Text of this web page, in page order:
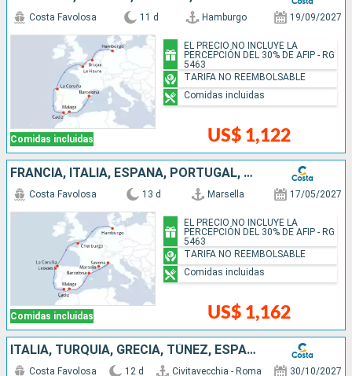
Comidas incluidas
Costa Favolosa 11 d Hamburgo 19/09/2027
US$ 1,122
EL PRECIO NO INCLUYE LA
PERCEPCIÓN DEL 30% DE AFIP - RG
5463
TARIFA NO REEMBOLSABLE
Comidas incluidas
FRANCIA, ITALIA, ESPAÑA, PORTUGAL, ALEMANIA
Comidas incluidas
Costa Favolosa 13 d Marsella 17/05/2027
US$ 1,162
EL PRECIO NO INCLUYE LA
PERCEPCIÓN DEL 30% DE AFIP - RG
5463
TARIFA NO REEMBOLSABLE
Comidas incluidas
ITALIA, TURQUÍA, GRECIA, TÚNEZ, ESPAÑA
Costa Favolosa 12 d Civitavecchia - Roma 30/10/2027